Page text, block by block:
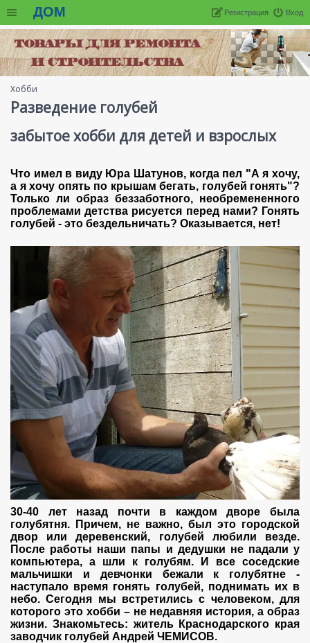
ДОМ Вход
Регистрация
Хобби
Разведение голубей
забытое хобби для детей и взрослых
Что имел в виду Юра Шатунов, когда пел "А я хочу,
а я хочу опять по крышам бегать, голубей гонять"?
Только ли образ беззаботного, необремененного
проблемами детства рисуется перед нами? Гонять
голубей - это бездельничать? Оказывается, нет!
30-40 лет назад почти в каждом дворе была
голубятня. Причем, не важно, был это городской
двор или деревенский, голубей любили везде.
После работы наши папы и дедушки не падали у
компьютера, а шли к голубям. И все соседские
мальчишки и девчонки бежали к голубятне -
наступало время гонять голубей, поднимать их в
небо. Сегодня мы встретились с человеком, для
которого это хобби – не недавняя история, а образ
жизни. Знакомьтесь: житель Краснодарского края
заводчик голубей Андрей ЧЕМИСОВ.